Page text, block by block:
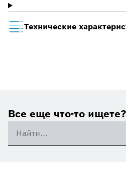
Технические
Все еще что-то ищете?